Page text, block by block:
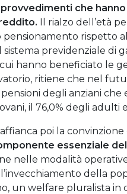
che hanno
Il rialzo dell’età
rispetto
previdenziale di
hanno beneficiato le
ritiene che nel
degli anziani che
il 76,0% degli adulti
poi la
essenziale
nelle modalità
della
un welfare pluralista in